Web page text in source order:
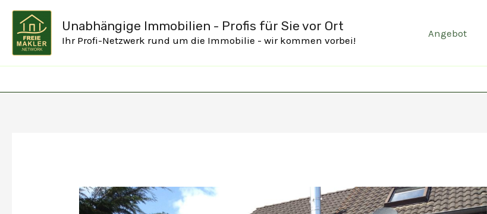
Zum
Inhalt
springen
Unabhängige Immobilien - Profis für Sie vor Ort
Ihr Profi-Netzwerk rund um die Immobilie - wir kommen vorbei!
Angebot